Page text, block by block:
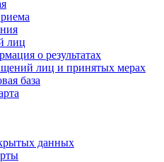
лиц
о результатах
лиц и принятых мерах
база
данных